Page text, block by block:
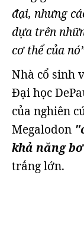
đại, nhưng
dựa trên
cơ thể của
Nhà cổ sinh
Đại học
của nghiên
Megalodon
khả năng
trắng lớn.